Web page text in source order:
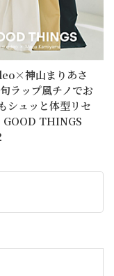
神山まりあさ
ラップ風チノでお
シュッと体型リセ
GOOD THINGS